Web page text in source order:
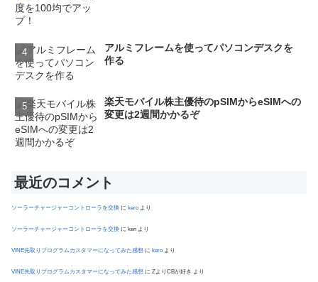
アルミフレームを使ってパソコンデスクを
作る
楽天モバイル株主優待のpSIMからeSIMへの
変更は2週間かかるぞ
最近のコメント
ソーラーチャージャーコントローラを交換 に kero より
ソーラーチャージャーコントローラを交換 に ken より
VINE先取りプログラムカスタマーになってみた感想 に kero より
VINE先取りプログラムカスタマーになってみた感想 に ZよりCBが好き より